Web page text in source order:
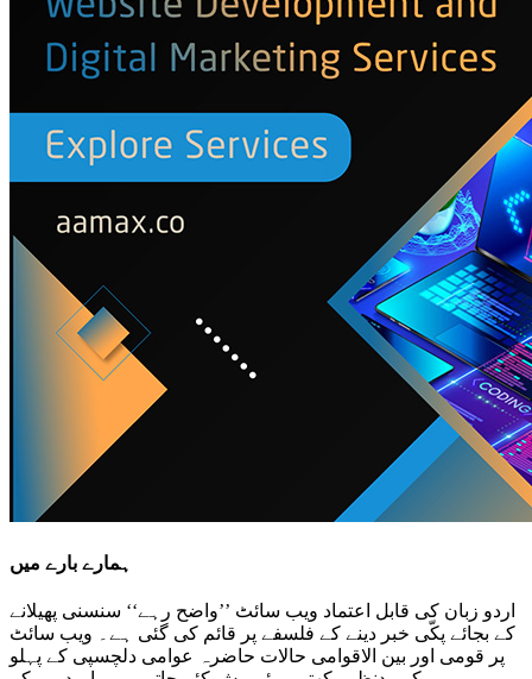
ہمارے بارے میں
اردو زبان کی قابل اعتماد ویب سائٹ ’’واضح رہے‘‘ سنسنی پھیلانے
کے بجائے پکّی خبر دینے کے فلسفے پر قائم کی گئی ہے۔ ویب سائٹ
پر قومی اور بین الاقوامی حالات حاضرہ عوامی دلچسپی کے پہلو